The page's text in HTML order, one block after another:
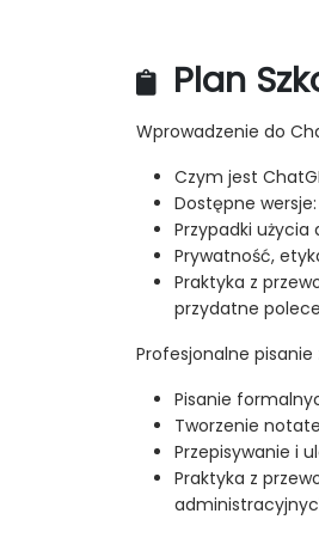
Plan
Wprowadzenie do
Czym jest
Dostępne wersje:
Przypadki
Prywatność,
Praktyka z
przydatne
Profesjonalne pisanie
Pisanie
Tworzenie
Przepisywanie i
Praktyka z